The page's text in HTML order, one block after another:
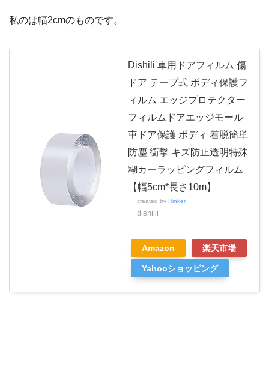
私のは幅2cmのものです。
Dishili 車用ドアフィルム 傷
ドア テープ式 ボディ保護フ
ィルム エッジプロテクター
フィルムドアエッジモール
車ドア保護 ボディ 着脱簡単
防塵 衝撃 キズ防止透明特殊
糊カーラッピングフィルム
【幅5cm*長さ10m】
created by Rinker
dishilii
Amazon 楽天市場
Yahooショッピング